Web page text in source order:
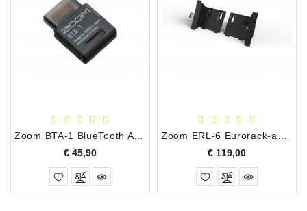
Zoom BTA-1 BlueTooth Adapter
€ 45,90Prijs
Zoom ERL-6 Eurorack-adapter voor Zoom L-6
€ 119,00Prijs